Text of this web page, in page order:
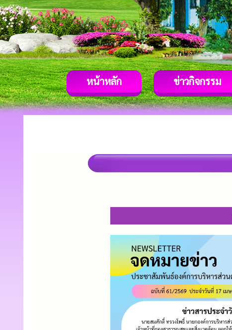
หน้าหลัก ข่าวกิจกรรม